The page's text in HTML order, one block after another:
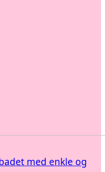
med enkle og